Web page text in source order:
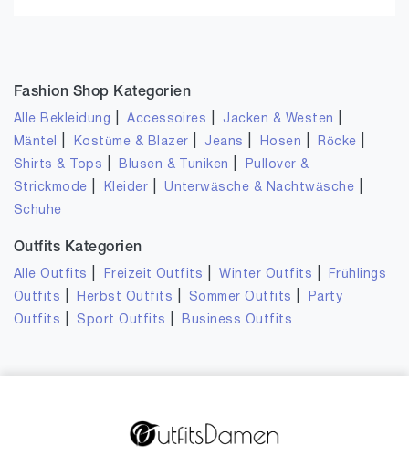
Fashion Shop Kategorien
Alle Bekleidung |Accessoires Jacken & Westen
Mäntel Kostüme & Blazer Jeans Hosen Röcke
Shirts & Tops Blusen & Tuniken
Pullover &
Strickmode
Kleider |Unterwäsche & Nachtwäsche
Schuhe
Outfits Kategorien
Alle Outfits Freizeit Outfits |Winter Outfits
Frühlings
Outfits
Herbst Outfits Sommer Outfits
Party
Outfits
Sport Outfits Business Outfits